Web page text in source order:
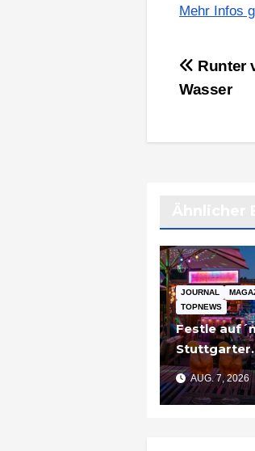
Mehr Infos
Runter
Wasser
JOURNAL
TOPNEWS
Festle
Stuttgarter
Partyschiff:
am Pier“
AUG. 7, 2026